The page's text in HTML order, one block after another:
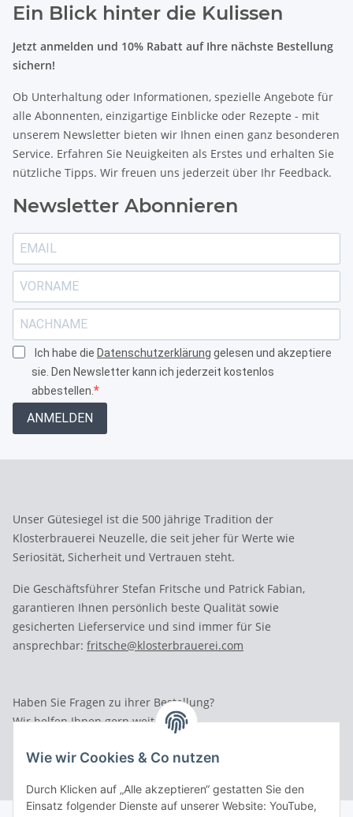
Wie wir Cookies & Co nutzen
Durch Klicken auf „Alle akzeptieren“ gestatten Sie den
Einsatz folgender Dienste auf unserer Website: YouTube,
Ein Blick hinter die Kulissen
Jetzt anmelden und 10% Rabatt auf Ihre nächste Bestellung
sichern!
Ob Unterhaltung oder Informationen, spezielle Angebote für
alle Abonnenten, einzigartige Einblicke oder Rezepte - mit
unserem Newsletter bieten wir Ihnen einen ganz besonderen
Service. Erfahren Sie Neuigkeiten als Erstes und erhalten Sie
nützliche Tipps. Wir freuen uns jederzeit über Ihr Feedback.
Newsletter Abonnieren
Ich habe die Datenschutzerklärung gelesen und akzeptiere
sie. Den Newsletter kann ich jederzeit kostenlos
abbestellen.
ANMELDEN
Unser Gütesiegel ist die 500 jährige Tradition der
Klosterbrauerei Neuzelle, die seit jeher für Werte wie
Seriosität, Sicherheit und Vertrauen steht.
Die Geschäftsführer Stefan Fritsche und Patrick Fabian,
garantieren Ihnen persönlich beste Qualität sowie
gesicherten Lieferservice und sind immer für Sie
ansprechbar: fritsche@klosterbrauerei.com
Haben Sie Fragen zu ihrer Bestellung?
Wir helfen Ihnen gern weiter.
Rufen Sie uns an: Tel.: 03 36 52 - 81023